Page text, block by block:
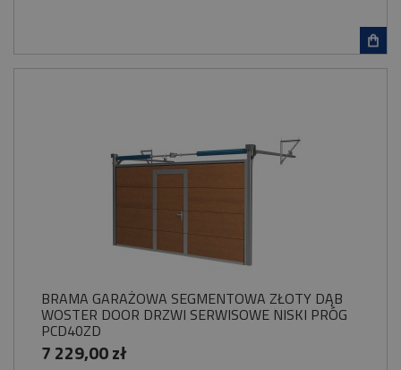
BRAMA GARAŻOWA SEGMENTOWA ZŁOTY DĄB
WOSTER DOOR DRZWI SERWISOWE NISKI PRÓG
PCD40ZD
7 229,00 zł